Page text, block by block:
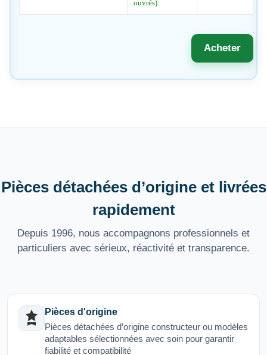
ouvrés)
Acheter
Pièces détachées d’origine et livrées
rapidement
Depuis 1996, nous accompagnons professionnels et
particuliers avec sérieux, réactivité et transparence.
Pièces d'origine
Pièces détachées d’origine constructeur ou modèles
adaptables sélectionnées avec soin pour garantir
fiabilité et compatibilité